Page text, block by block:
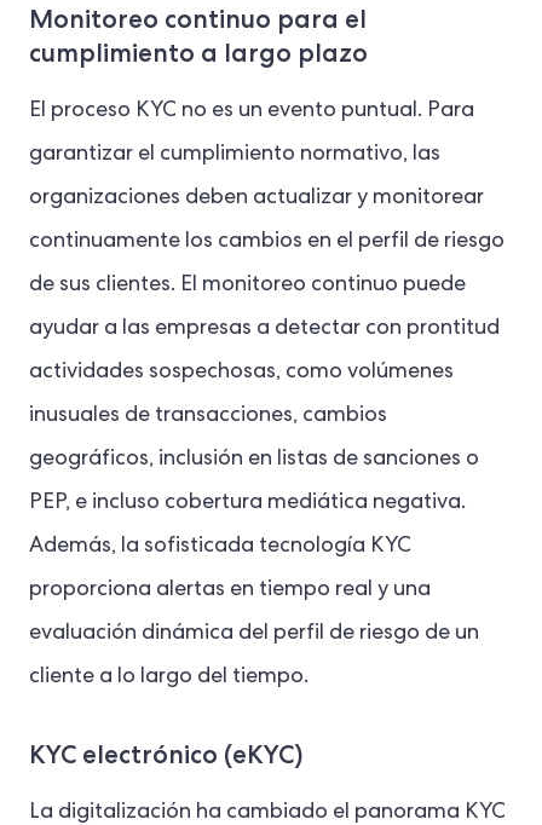
Monitoreo continuo para el
cumplimiento a largo plazo
El proceso KYC no es un evento puntual. Para
garantizar el cumplimiento normativo, las
organizaciones deben actualizar y monitorear
continuamente los cambios en el perfil de riesgo
de sus clientes. El monitoreo continuo puede
ayudar a las empresas a detectar con prontitud
actividades sospechosas, como volúmenes
inusuales de transacciones, cambios
geográficos, inclusión en listas de sanciones o
PEP, e incluso cobertura mediática negativa.
Además, la sofisticada tecnología KYC
proporciona alertas en tiempo real y una
evaluación dinámica del perfil de riesgo de un
cliente a lo largo del tiempo.
KYC electrónico (eKYC)
La digitalización ha cambiado el panorama KYC